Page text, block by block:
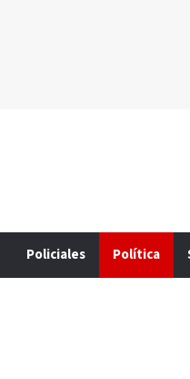
Policiales Política